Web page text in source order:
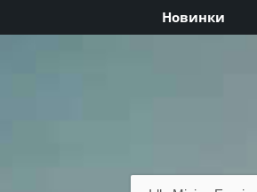
Новинки